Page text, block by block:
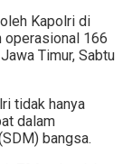
Kapolri di
operasional 166
Timur, Sabtu
tidak hanya
dalam
bangsa.